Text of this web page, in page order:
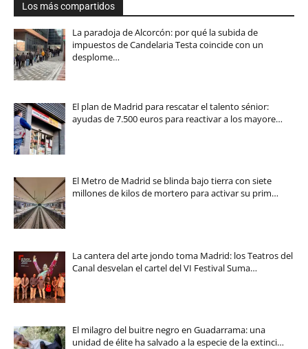
Los más compartidos
La paradoja de Alcorcón: por qué la subida de
impuestos de Candelaria Testa coincide con un
desplome…
El plan de Madrid para rescatar el talento sénior:
ayudas de 7.500 euros para reactivar a los mayore…
El Metro de Madrid se blinda bajo tierra con siete
millones de kilos de mortero para activar su prim…
La cantera del arte jondo toma Madrid: los Teatros del
Canal desvelan el cartel del VI Festival Suma…
El milagro del buitre negro en Guadarrama: una
unidad de élite ha salvado a la especie de la extinci…